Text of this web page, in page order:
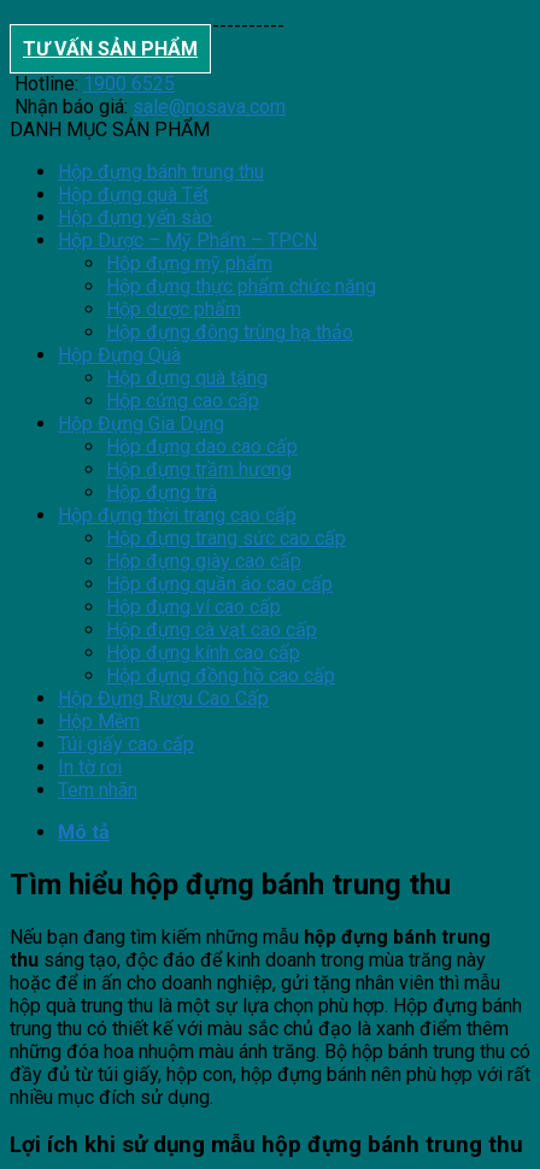
--------------------------------------
TƯ VẤN SẢN PHẨM
Hotline: 1900 6525
Nhận báo giá: sale@nosava.com
DANH MỤC SẢN PHẨM
Hộp đựng bánh trung thu
Hộp đựng quà Tết
Hộp đựng yến sào
Hộp Dược – Mỹ Phẩm – TPCN
Hộp đựng mỹ phẩm
Hộp đựng thực phẩm chức năng
Hộp dược phẩm
Hộp đựng đông trùng hạ thảo
Hộp Đựng Quà
Hộp đựng quà tặng
Hộp cứng cao cấp
Hộp Đựng Gia Dụng
Hộp đựng dao cao cấp
Hộp đựng trầm hương
Hộp đựng trà
Hộp đựng thời trang cao cấp
Hộp đựng trang sức cao cấp
Hộp đựng giày cao cấp
Hộp đựng quần áo cao cấp
Hộp đựng ví cao cấp
Hộp đựng cà vạt cao cấp
Hộp đựng kính cao cấp
Hộp đựng đồng hồ cao cấp
Hộp Đựng Rượu Cao Cấp
Hộp Mềm
Túi giấy cao cấp
In tờ rơi
Tem nhãn
Mô tả
Tìm hiểu hộp đựng bánh trung thu
Nếu bạn đang tìm kiếm những mẫu hộp đựng bánh trung
thu sáng tạo, độc đáo để kinh doanh trong mùa trăng này
hoặc để in ấn cho doanh nghiệp, gửi tặng nhân viên thì mẫu
hộp quà trung thu là một sự lựa chọn phù hợp. Hộp đựng bánh
trung thu có thiết kế với màu sắc chủ đạo là xanh điểm thêm
những đóa hoa nhuộm màu ánh trăng. Bộ hộp bánh trung thu có
đầy đủ từ túi giấy, hộp con, hộp đựng bánh nên phù hợp với rất
nhiều mục đích sử dụng.
Lợi ích khi sử dụng mẫu hộp đựng bánh trung thu